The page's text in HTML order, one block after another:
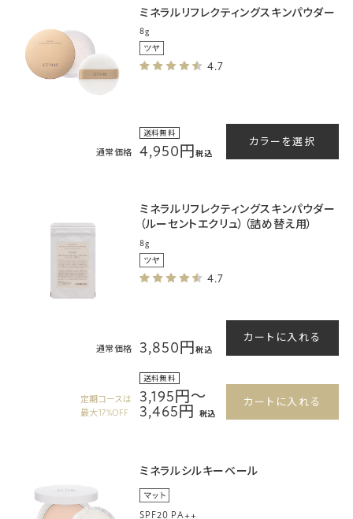
ミネラルリフレクティングスキンパウダー
8g
4.7
送料無料
4,950円 税込
通常価格
カラーを選択
ミネラルリフレクティングスキンパウダー
（ルーセントエクリュ）（詰め替え用）
8g
4.7
3,850円税込
通常価格
カートに入れる
送料無料
3,195円～
3,465円 税込
定期コースは
最大17%OFF
カートに入れる
ミネラルシルキーベール
SPF20 PA++